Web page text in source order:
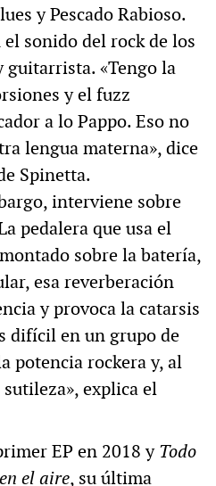
y Pescado Rabioso.
el sonido del rock de los
guitarrista. «Tengo la
y el fuzz
a lo Pappo. Eso no
lengua materna», dice
Spinetta.
interviene sobre
pedalera que usa el
sobre la batería,
esa reverberación
y provoca la catarsis
difícil en un grupo de
potencia rockera y, al
explica el
EP en 2018 yTodo
en el aire, su última